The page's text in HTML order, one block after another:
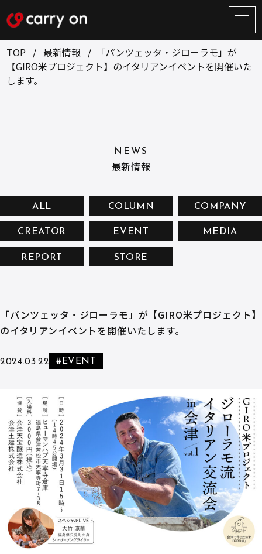
サ
イ
ニ
BUSINESS
お問い合せ
プライバシーポリシー
TOP 最新情報
「パンツェッタ・ジローラモ」が
【GIRO米プロジェクト】のイタリアンイベントを開催いた
します。
NEWS
最新情報
ALL COLUMN COMPANY
CREATOR EVENT MEDIA
REPORT STORE
「パンツェッタ・ジローラモ」が【GIRO米プロジェクト】
のイタリアンイベントを開催いたします。
2024.03.22 #EVENT